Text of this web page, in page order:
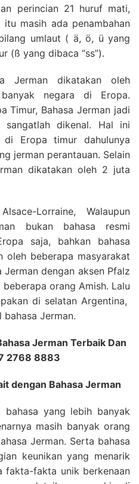
perincian 21 huruf mati,
masih ada penambahan
umlaut ( ä, ö, ü yang
(ß yang dibaca “ss”).
Jerman dikatakan oleh
negara di Eropa.
Timur, Bahasa Jerman jadi
dikenal. Hal ini
di Eropa timur dahulunya
jerman perantauan. Selain
dikatakan oleh 2 juta
Lorraine, Walaupun
bukan bahasa resmi
saja, bahkan bahasa
oleh beberapa masyarakat
dengan aksen Pfalz
orang Amish. Lalu
di selatan Argentina,
Jerman.
Jerman Terbaik Dan
2768 8883
dengan Bahasa Jerman
bahasa yang lebih banyak
masih banyak orang
Jerman. Serta bahasa
keunikan yang menarik
fakta-fakta unik berkenaan